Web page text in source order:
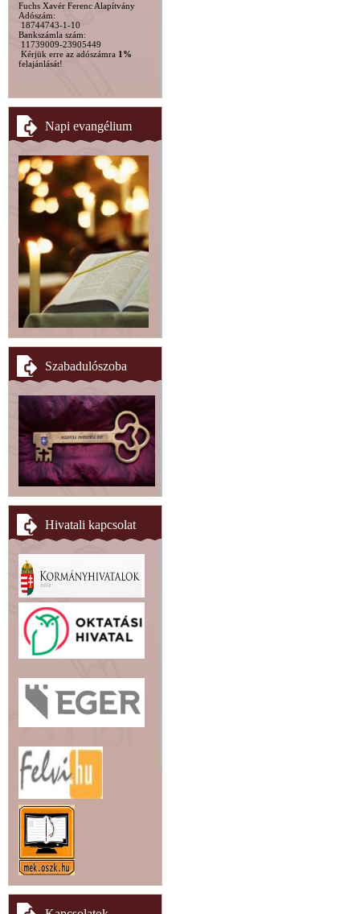
Fuchs Xavér Ferenc Alapítvány
Adószám:
18744743-1-10
Bankszámla szám:
11739009-23905449
Kérjük erre az adószámra 1%
felajánlását!
Napi evangélium
Szabadulószoba
Hivatali kapcsolat